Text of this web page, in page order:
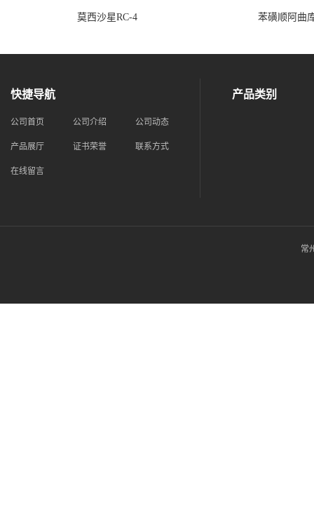
莫西沙星RC-4 苯磺顺阿曲
快捷导航
公司首页 公司介绍 公司动态
产品展厅 证书荣誉 联系方式
在线留言
产品类别
常